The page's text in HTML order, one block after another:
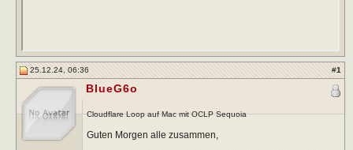
25.12.24, 06:36 #1
BlueG6o
Cloudflare Loop auf Mac mit OCLP Sequoia
Guten Morgen alle zusammen,